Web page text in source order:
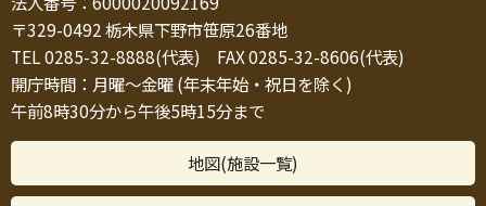
〒329-0492 栃木県下野市笹原26番地
TEL 0285-32-8888(代表) FAX 0285-32-8606(代表)
開庁時間：月曜～金曜 (年末年始・祝日を除く)
午前8時30分から午後5時15分まで
地図(施設一覧)